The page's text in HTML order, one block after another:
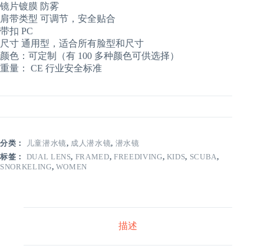
镜片镀膜 防雾
肩带类型 可调节，安全贴合
带扣 PC
尺寸 通用型，适合所有脸型和尺寸
颜色：可定制（有 100 多种颜色可供选择）
重量： CE 行业安全标准
分类： 儿童潜水镜, 成人潜水镜, 潜水镜
标签： DUAL LENS, FRAMED, FREEDIVING, KIDS, SCUBA,
SNORKELING, WOMEN
描述